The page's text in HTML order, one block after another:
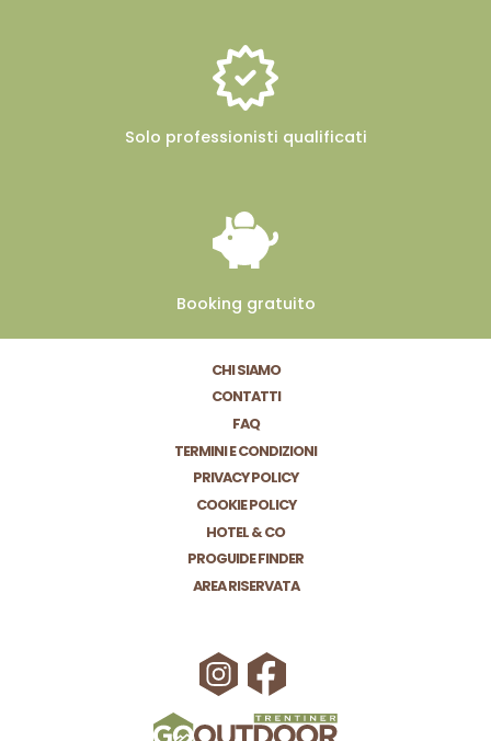
Solo professionisti qualificati
Booking gratuito
CHI SIAMO
CONTATTI
FAQ
TERMINI E CONDIZIONI
PRIVACY POLICY
COOKIE POLICY
HOTEL & CO
PROGUIDE FINDER
AREA RISERVATA